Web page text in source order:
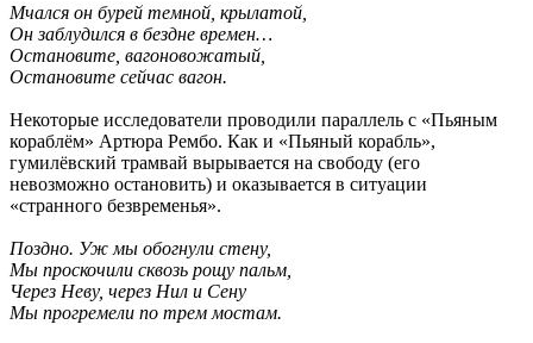
Мчался он бурей темной, крылатой,
Он заблудился в бездне времен…
Остановите, вагоновожатый,
Остановите сейчас вагон.
Некоторые исследователи проводили параллель с «Пьяным
кораблём» Артюра Рембо. Как и «Пьяный корабль»,
гумилёвский трамвай вырывается на свободу (его
невозможно остановить) и оказывается в ситуации
«странного безвременья».
Поздно. Уж мы обогнули стену,
Мы проскочили сквозь рощу пальм,
Через Неву, через Нил и Сену
Мы прогремели по трем мостам.